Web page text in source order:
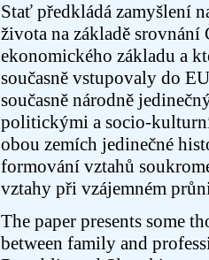
Stať předkládá zamyšlení
života na základě srovnání
ekonomického základu a
současně vstupovaly do
současně národně
politickými a socio-
obou zemích jedinečné
formování vztahů
vztahy při vzájemném
The paper presents some
between family and